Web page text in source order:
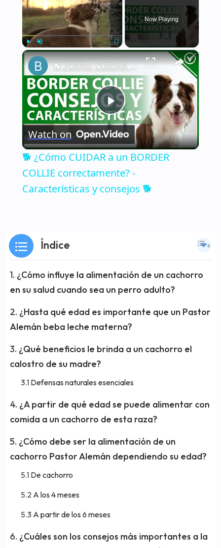
Play Unmute Fullscreen
Now Playing
×
Play
Video
🐕 ¿Cómo CUIDAR a un BORDER COLLIE correctamente? - Características y consejos 🐕
Watch on
🐕 ¿Cómo CUIDAR a un BORDER
COLLIE correctamente? -
Características y consejos 🐕
Índice
¿Cómo influye la alimentación de un cachorro
en su salud cuando sea un perro adulto?
¿Hasta qué edad es importante que un Pastor
Alemán beba leche materna?
¿Qué beneficios le brinda a un cachorro el
calostro de su madre?
Defensas naturales esenciales
¿A partir de qué edad se puede alimentar con
comida a un cachorro de esta raza?
¿Cómo debe ser la alimentación de un
cachorro Pastor Alemán dependiendo su edad?
De cachorro
A los 4 meses
A partir de los 6 meses
¿Cuáles son los consejos más importantes a la